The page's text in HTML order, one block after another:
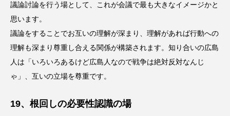
議論討論を行う場として、これが会議で最も大きなイメージかと
思います。
議論をすることでお互いの理解が深まり、理解があれば行動への
理解も深まり尊重し合える関係が構築されます。知り合いの広島
人は「いろいろあるけど広島人なので戦争は絶対反対なんじ
ゃ」、互いの立場を尊重です。
19、根回しの必要性認識の場